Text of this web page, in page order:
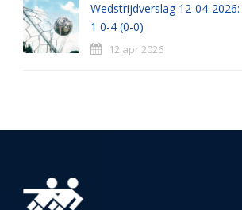
Wedstrijdverslag 12-04-
1 0-4 (0-0)
12 apr 2026